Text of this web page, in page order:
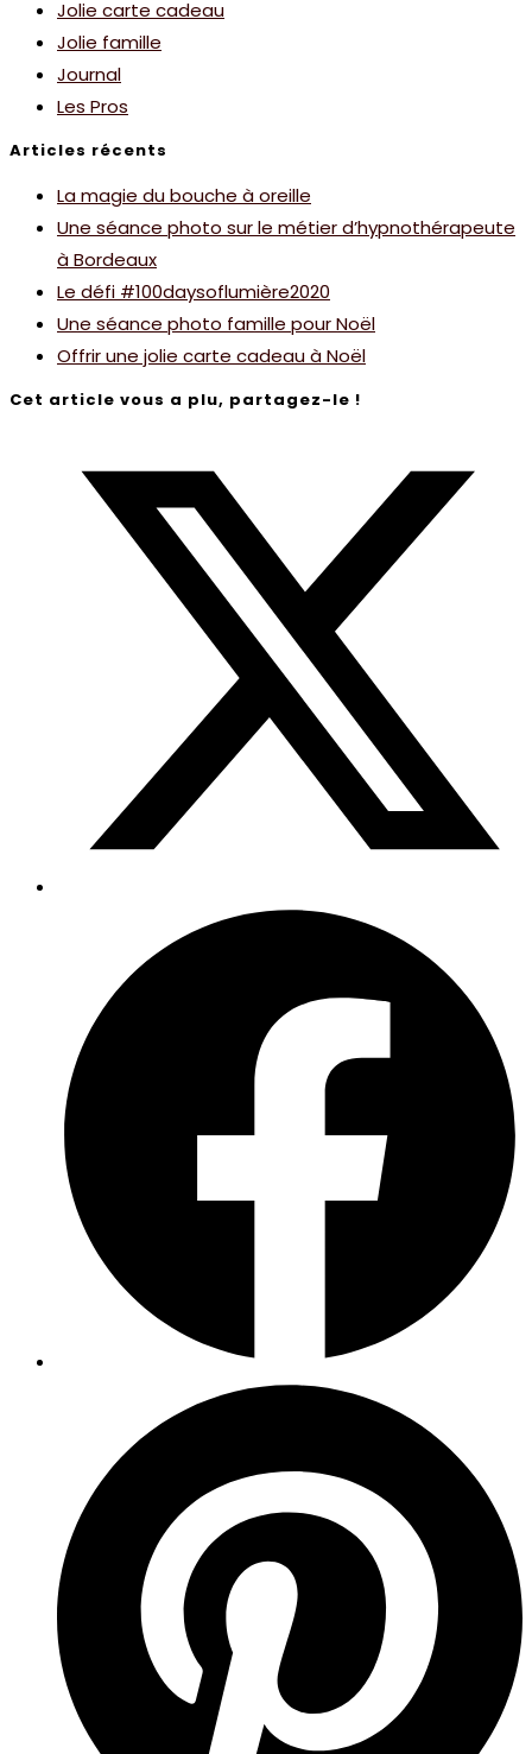
Jolie carte cadeau
Jolie famille
Journal
Les Pros
Articles récents
La magie du bouche à oreille
Une séance photo sur le métier d’hypnothérapeute
à Bordeaux
Le défi #100daysoflumière2020
Une séance photo famille pour Noël
Offrir une jolie carte cadeau à Noël
Cet article vous a plu, partagez-le !